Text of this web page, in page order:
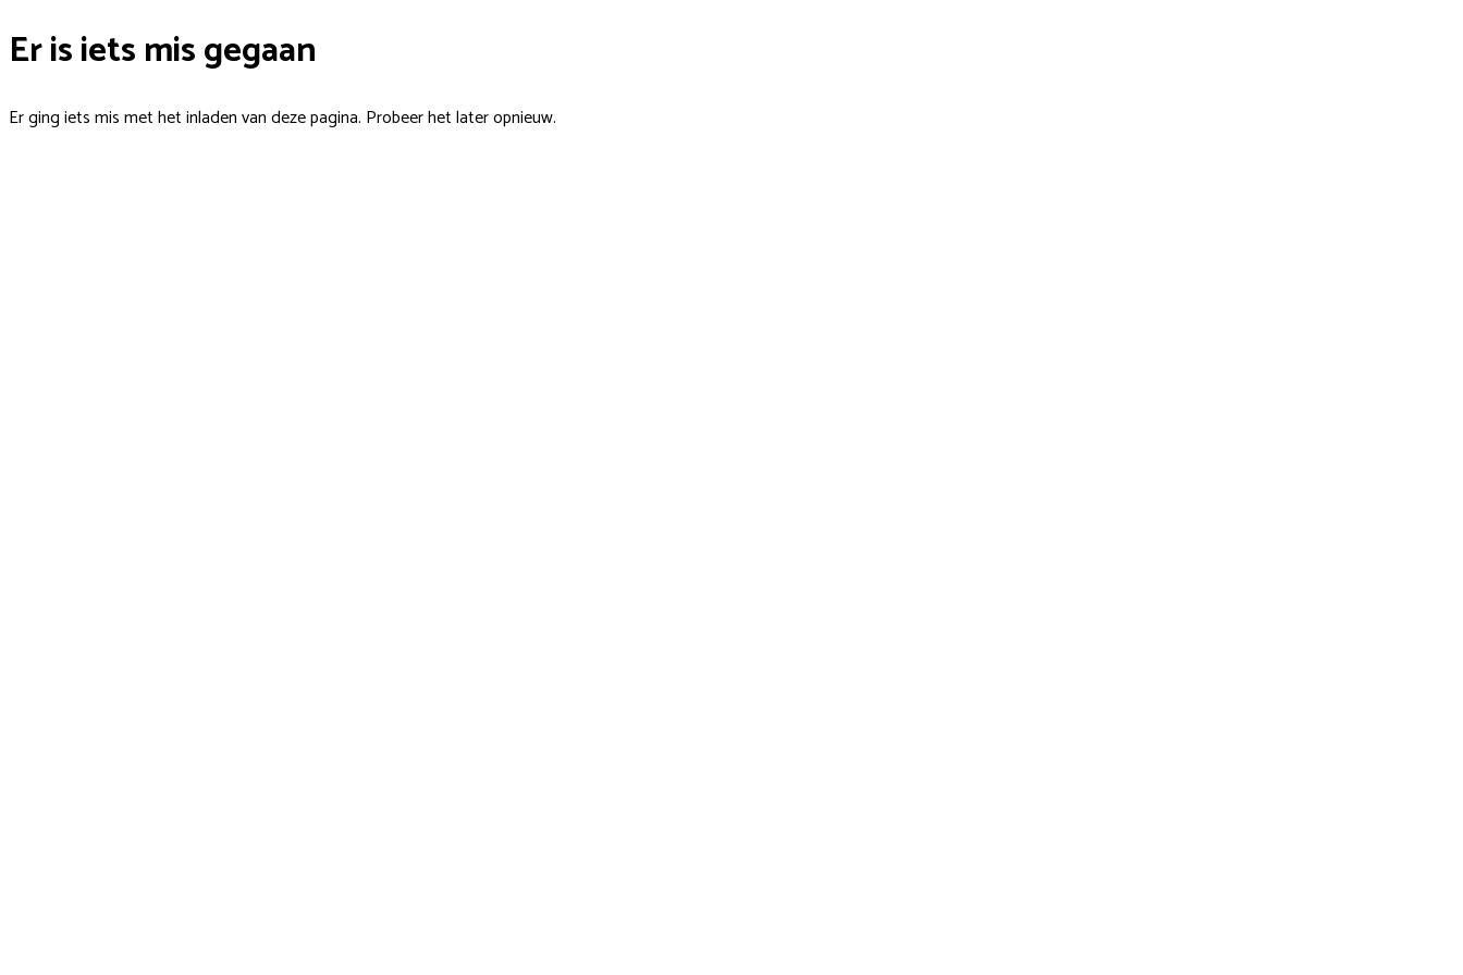
Er is iets mis gegaan
Er ging iets mis met het inladen van deze pagina. Probeer het later opnieuw.